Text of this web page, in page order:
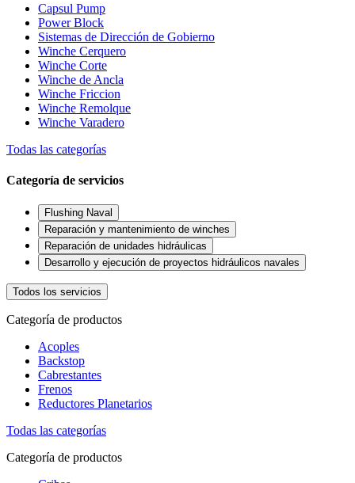
Capsul Pump
Power Block
Sistemas de Dirección de Gobierno
Winche Cerquero
Winche Corte
Winche de Ancla
Winche Friccion
Winche Remolque
Winche Varadero
Todas las categorías
Categoría de servicios
Flushing Naval
Reparación y mantenimiento de winches
Reparación de unidades hidráulicas
Desarrollo y ejecución de proyectos hidráulicos navales
Todos los servicios
Categoría de productos
Acoples
Backstop
Cabrestantes
Frenos
Reductores Planetarios
Todas las categorías
Categoría de productos